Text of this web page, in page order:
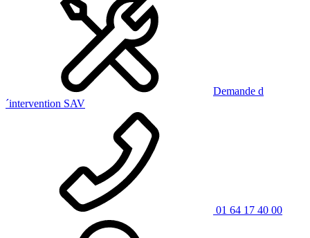
Demande d
´intervention SAV
01 64 17 40 00